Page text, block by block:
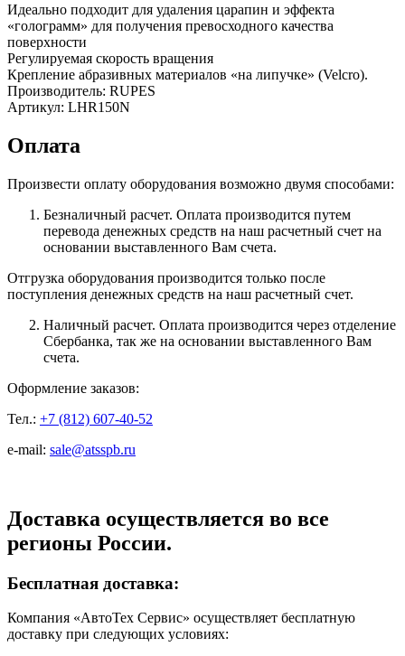
Идеально подходит для удаления царапин и эффекта
«голограмм» для получения превосходного качества
поверхности
Регулируемая скорость вращения
Крепление абразивных материалов «на липучке» (Velcro).
Производитель: RUPES
Артикул: LHR150N
Оплата
Произвести оплату оборудования возможно двумя способами:
Безналичный расчет. Оплата производится путем
перевода денежных средств на наш расчетный счет на
основании выставленного Вам счета.
Отгрузка оборудования производится только после
поступления денежных средств на наш расчетный счет.
Наличный расчет. Оплата производится через отделение
Сбербанка, так же на основании выставленного Вам
счета.
Оформление заказов:
Тел.: +7 (812) 607-40-52
e-mail: sale@atsspb.ru
Доставка осуществляется во все
регионы России.
Бесплатная доставка:
Компания «АвтоТех Сервис» осуществляет бесплатную
доставку при следующих условиях: